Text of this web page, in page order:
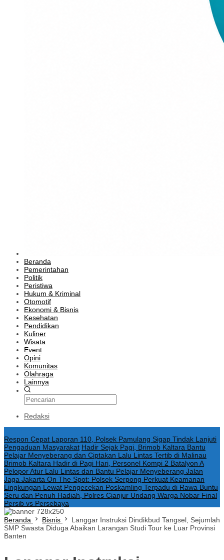
Beranda
Pemerintahan
Politik
Peristiwa
Hukum & Kriminal
Otomotif
Ekonomi & Bisnis
Kesehatan
Pendidikan
Kuliner
Wisata
Event
Opini
Komunitas
Olahraga
Lainnya
Redaksi
Respon Cepat Laporan 110, Polsek Pamulang Sigap Tindak Lanjuti
Pengaduan Masyarakat Hadir Sejak Pagi, Brimob Kaltara Bantu
Pelajar Menyeberang dan Ciptakan Lalu Lintas Tertib di Malinau
Brimob Kaltara Hadir di Pagi Hari, Personel Kompi 2 Batalyon A
Pelopor Atur Lalu Lintas dan Bantu Pelajar Menyeberang Jalan
Jaga Jakarta On The Spot: Polsek Serpong Perkuat Keamanan
Lingkungan Lewat Pengecekan Poskamling Terpadu di Rawa Buntu
Seru dan Penuh Hadiah, Polres Cianjur Undang Warga Nobar Final
Persib vs Persebaya
Beranda Bisnis
Langgar Instruksi Dindikbud Tangsel, Sejumlah
SMP Swasta Diduga Abaikan Larangan Studi Tour ke Luar Provinsi
Banten